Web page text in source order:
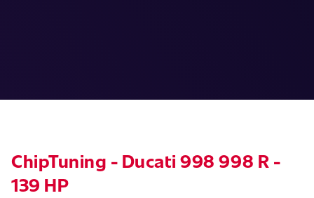
ChipTuning - Ducati 998 998 R -
139 HP